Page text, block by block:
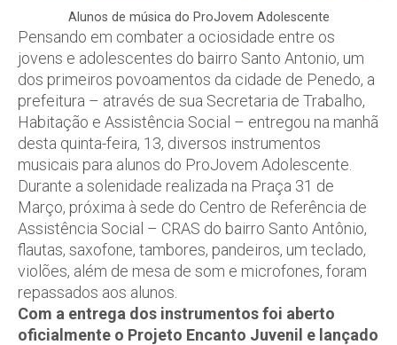
Alunos de música do ProJovem Adolescente
Pensando em combater a ociosidade entre os
jovens e adolescentes do bairro Santo Antonio, um
dos primeiros povoamentos da cidade de Penedo, a
prefeitura – através de sua Secretaria de Trabalho,
Habitação e Assistência Social – entregou na manhã
desta quinta-feira, 13, diversos instrumentos
musicais para alunos do ProJovem Adolescente.
Durante a solenidade realizada na Praça 31 de
Março, próxima à sede do Centro de Referência de
Assistência Social – CRAS do bairro Santo Antônio,
flautas, saxofone, tambores, pandeiros, um teclado,
violões, além de mesa de som e microfones, foram
repassados aos alunos.
Com a entrega dos instrumentos foi aberto
oficialmente o Projeto Encanto Juvenil e lançado